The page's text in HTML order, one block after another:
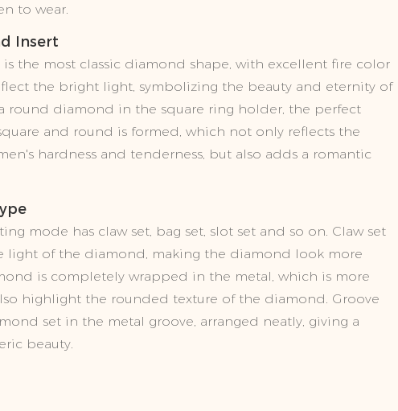
to wear.
Insert
the most classic diamond shape, with excellent fire color
the bright light, symbolizing the beauty and eternity of
round diamond in the square ring holder, the perfect
and round is formed, which not only reflects the
hardness and tenderness, but also adds a romantic
mode has claw set, bag set, slot set and so on. Claw set
light of the diamond, making the diamond look more
is completely wrapped in the metal, which is more
highlight the rounded texture of the diamond. Groove
set in the metal groove, arranged neatly, giving a
beauty.